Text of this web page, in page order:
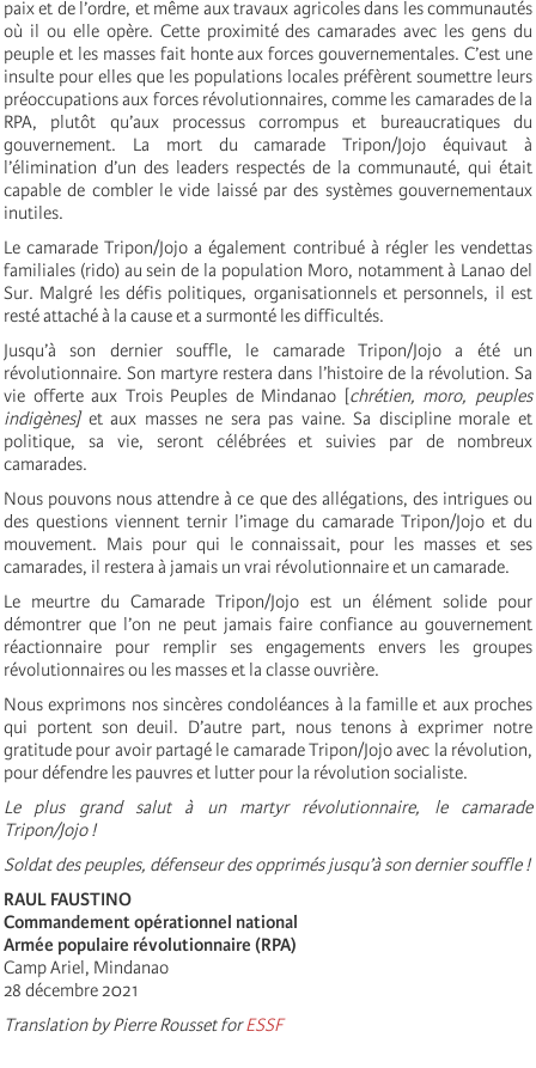
paix et de l’ordre, et même aux travaux agricoles dans les communautés
où il ou elle opère. Cette proximité des camarades avec les gens du
peuple et les masses fait honte aux forces gouvernementales. C’est une
insulte pour elles que les populations locales préfèrent soumettre leurs
préoccupations aux forces révolutionnaires, comme les camarades de la
RPA, plutôt qu’aux processus corrompus et bureaucratiques du
gouvernement. La mort du camarade Tripon/Jojo équivaut à
l’élimination d’un des leaders respectés de la communauté, qui était
capable de combler le vide laissé par des systèmes gouvernementaux
inutiles.
Le camarade Tripon/Jojo a également contribué à régler les vendettas
familiales (rido) au sein de la population Moro, notamment à Lanao del
Sur. Malgré les défis politiques, organisationnels et personnels, il est
resté attaché à la cause et a surmonté les difficultés.
Jusqu’à son dernier souffle, le camarade Tripon/Jojo a été un
révolutionnaire. Son martyre restera dans l’histoire de la révolution. Sa
vie offerte aux Trois Peuples de Mindanao [chrétien, moro, peuples
indigènes]et aux masses ne sera pas vaine. Sa discipline morale et
politique, sa vie, seront célébrées et suivies par de nombreux
camarades.
Nous pouvons nous attendre à ce que des allégations, des intrigues ou
des questions viennent ternir l’image du camarade Tripon/Jojo et du
mouvement. Mais pour qui le connaissait, pour les masses et ses
camarades, il restera à jamais un vrai révolutionnaire et un camarade.
Le meurtre du Camarade Tripon/Jojo est un élément solide pour
démontrer que l’on ne peut jamais faire confiance au gouvernement
réactionnaire pour remplir ses engagements envers les groupes
révolutionnaires ou les masses et la classe ouvrière.
Nous exprimons nos sincères condoléances à la famille et aux proches
qui portent son deuil. D’autre part, nous tenons à exprimer notre
gratitude pour avoir partagé le camarade Tripon/Jojo avec la révolution,
pour défendre les pauvres et lutter pour la révolution socialiste.
Le plus grand salut à un martyr révolutionnaire, le camarade
Tripon/Jojo !
Soldat des peuples, défenseur des opprimés jusqu’à son dernier souffle !
RAUL FAUSTINO
Commandement opérationnel national
Armée populaire révolutionnaire (RPA)
Camp Ariel, Mindanao
28 décembre 2021
Translation by Pierre Rousset forESSF